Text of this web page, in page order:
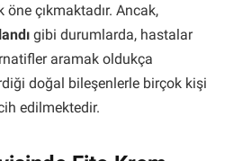
çıkmaktadır. Ancak,
gibi durumlarda, hastalar
aramak oldukça
doğal bileşenlerle birçok kişi
edilmektedir.